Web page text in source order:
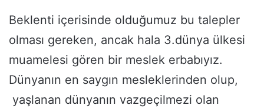
Beklenti içerisinde olduğumuz bu talepler
olması gereken, ancak hala 3.dünya ülkesi
muamelesi gören bir meslek erbabıyız.
Dünyanın en saygın mesleklerinden olup,
yaşlanan dünyanın vazgeçilmezi olan